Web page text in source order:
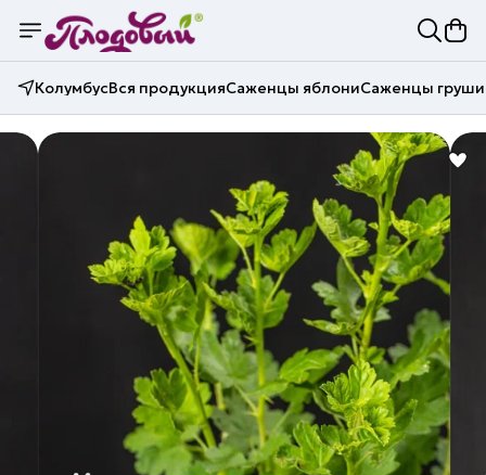
КолумбусВся продукцияСаженцы яблониСаженцы груши